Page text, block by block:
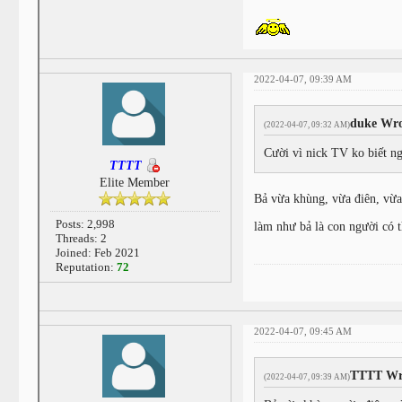
TTTT
Elite Member
Posts: 2,998
Threads: 2
Joined: Feb 2021
Reputation:72
2022-04-07, 09:39 AM
(2022-04-07, 09:32 AM)duke
Cười vì nick TV ko biết
Bả vừa khùng, vừa điên,
làm như bả là con người có
2022-04-07, 09:45 AM
(2022-04-07, 09:39 AM)TTTT